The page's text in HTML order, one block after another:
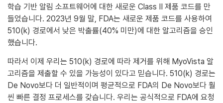
학습 기반 알림 소프트웨어에 대한 새로운 Class II 제품 코드를 만
들었습니다. 2023년 9월 말, FDA는 새로운 제품 코드를 사용하여
510(k) 경로에서 낮은 박출률(40% 미만)에 대한 알고리즘을 승인
했습니다.
따라서 이제 우리는 510(k) 경로에 따라 제거를 위해 MyoVista 알
고리즘을 제출할 수 있을 가능성이 있다고 믿습니다. 510(k) 경로는
De Novo보다 더 일반적이며 평균적으로 FDA의 De Novo보다 훨
씬 빠른 결정 프로세스를 갖습니다. 우리는 공식적으로 FDA에 요청